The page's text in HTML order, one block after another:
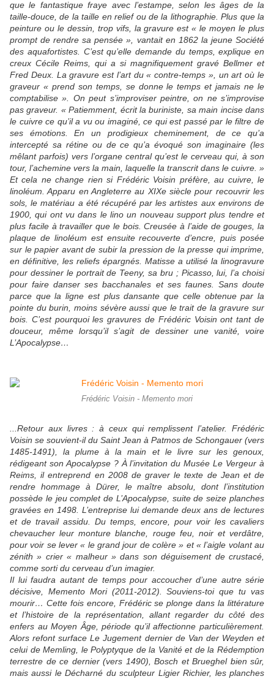
que le fantastique fraye avec l’estampe, selon les âges de la
taille-douce, de la taille en relief ou de la lithographie. Plus que la
peinture ou le dessin, trop vifs, la gravure est « le moyen le plus
prompt de rendre sa pensée », vantait en 1862 la jeune Société
des aquafortistes. C’est qu’elle demande du temps, explique en
creux Cécile Reims, qui a si magnifiquement gravé Bellmer et
Fred Deux. La gravure est l’art du « contre-temps », un art où le
graveur « prend son temps, se donne le temps et jamais ne le
comptabilise ». On peut s’improviser peintre, on ne s’improvise
pas graveur. « Patiemment, écrit la buriniste, sa main incise dans
le cuivre ce qu’il a vu ou imaginé, ce qui est passé par le filtre de
ses émotions. En un prodigieux cheminement, de ce qu’a
intercepté sa rétine ou de ce qu’a évoqué son imaginaire (les
mêlant parfois) vers l’organe central qu’est le cerveau qui, à son
tour, l’achemine vers la main, laquelle la transcrit dans le cuivre. »
Et cela ne change rien si Frédéric Voisin préfère, au cuivre, le
linoléum. Apparu en Angleterre au XIXe siècle pour recouvrir les
sols, le matériau a été récupéré par les artistes aux environs de
1900, qui ont vu dans le lino un nouveau support plus tendre et
plus facile à travailler que le bois. Creusée à l’aide de gouges, la
plaque de linoléum est ensuite recouverte d’encre, puis posée
sur le papier avant de subir la pression de la presse qui imprime,
en définitive, les reliefs épargnés. Matisse a utilisé la linogravure
pour dessiner le portrait de Teeny, sa bru ; Picasso, lui, l’a choisi
pour faire danser ses bacchanales et ses faunes. Sans doute
parce que la ligne est plus dansante que celle obtenue par la
pointe du burin, moins sévère aussi que le trait de la gravure sur
bois. C’est pourquoi les gravures de Frédéric Voisin ont tant de
douceur, même lorsqu’il s’agit de dessiner une vanité, voire
L’Apocalypse…
Frédéric Voisin - Memento mori
...Retour aux livres : à ceux qui remplissent l’atelier. Frédéric
Voisin se souvient-il du Saint Jean à Patmos de Schongauer (vers
1485-1491), la plume à la main et le livre sur les genoux,
rédigeant son Apocalypse ? À l’invitation du Musée Le Vergeur à
Reims, il entreprend en 2008 de graver le texte de Jean et de
rendre hommage à Dürer, le maître absolu, dont l’institution
possède le jeu complet de L’Apocalypse, suite de seize planches
gravées en 1498. L’entreprise lui demande deux ans de lectures
et de travail assidu. Du temps, encore, pour voir les cavaliers
chevaucher leur monture blanche, rouge feu, noir et verdâtre,
pour voir se lever « le grand jour de colère » et « l’aigle volant au
zénith » crier « malheur » dans son déguisement de crustacé,
comme sorti du cerveau d’un imagier.
Il lui faudra autant de temps pour accoucher d’une autre série
décisive, Memento Mori (2011-2012). Souviens-toi que tu vas
mourir… Cette fois encore, Frédéric se plonge dans la littérature
et l’histoire de la représentation, allant regarder du côté des
enfers au Moyen Âge, période qu’il affectionne particulièrement.
Alors refont surface Le Jugement dernier de Van der Weyden et
celui de Memling, le Polyptyque de la Vanité et de la Rédemption
terrestre de ce dernier (vers 1490), Bosch et Brueghel bien sûr,
mais aussi le Décharné du sculpteur Ligier Richier, les planches